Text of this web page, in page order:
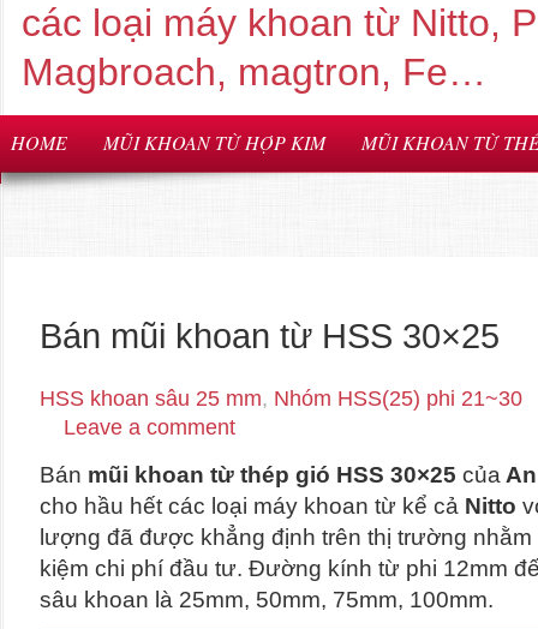
các loại máy khoan từ Nitto,
Magbroach, magtron, Fe…
HOME MŨI KHOAN TỪ HỢP KIM MŨI KHOAN TỪ
Bán mũi khoan từ HSS 30×25
HSS khoan sâu 25 mm, Nhóm HSS(25) phi 21~30
Leave a comment
Bán mũi khoan từ thép gió HSS 30×25 của
cho hầu hết các loại máy khoan từ kể cả Nitto
lượng đã được khẳng định trên thị trường
kiệm chi phí đầu tư. Đường kính từ phi 12mm
sâu khoan là 25mm, 50mm, 75mm, 100mm.